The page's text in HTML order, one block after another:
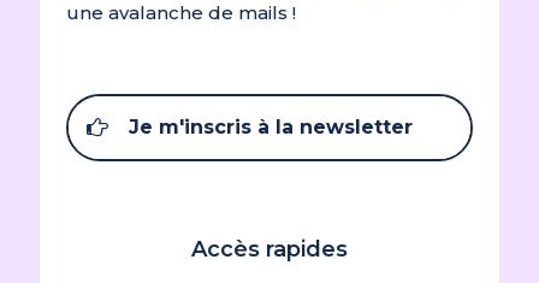
une avalanche de mails !
Je m'inscris à la newsletter
Accès rapides